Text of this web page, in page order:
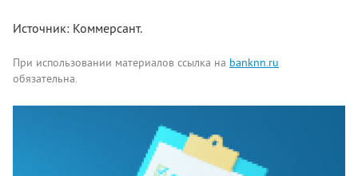
Источник: Коммерсант.
При использовании материалов ссылка на banknn.ru
обязательна.